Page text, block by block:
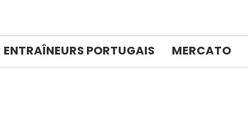
ENTRAÎNEURS PORTUGAIS MERCATO